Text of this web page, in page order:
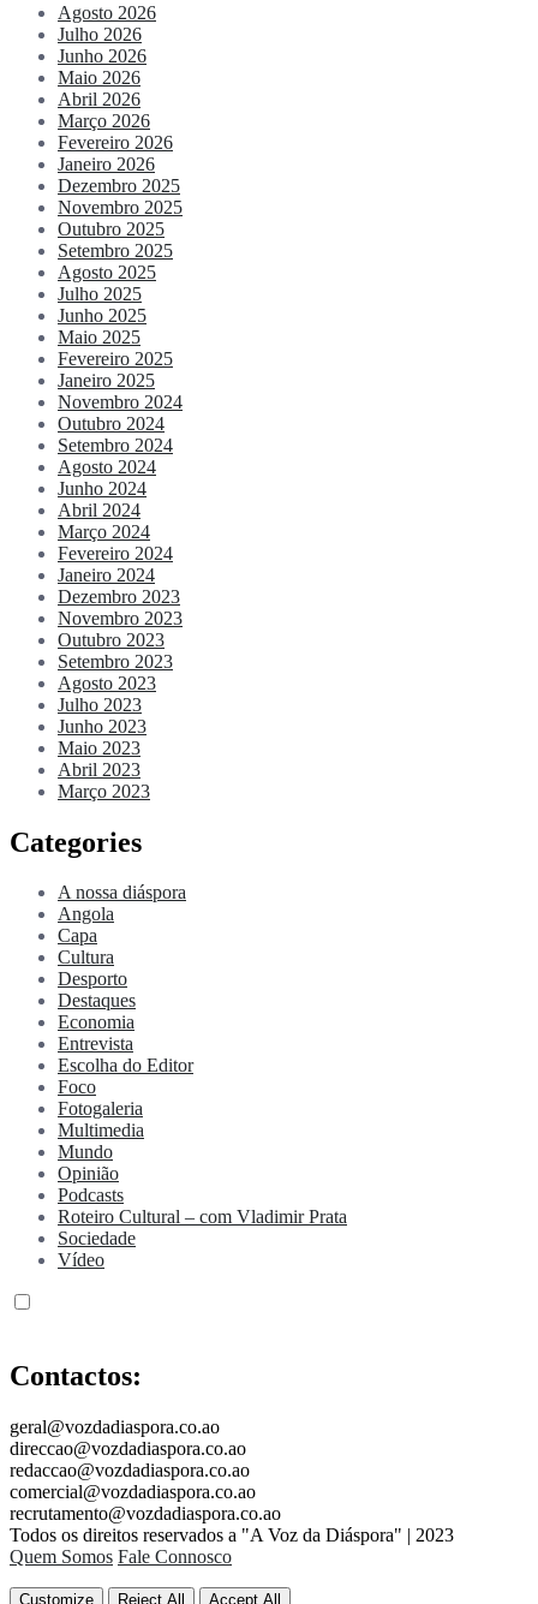
Agosto 2026
Julho 2026
Junho 2026
Maio 2026
Abril 2026
Março 2026
Fevereiro 2026
Janeiro 2026
Dezembro 2025
Novembro 2025
Outubro 2025
Setembro 2025
Agosto 2025
Julho 2025
Junho 2025
Maio 2025
Fevereiro 2025
Janeiro 2025
Novembro 2024
Outubro 2024
Setembro 2024
Agosto 2024
Junho 2024
Abril 2024
Março 2024
Fevereiro 2024
Janeiro 2024
Dezembro 2023
Novembro 2023
Outubro 2023
Setembro 2023
Agosto 2023
Julho 2023
Junho 2023
Maio 2023
Abril 2023
Março 2023
Categories
A nossa diáspora
Angola
Capa
Cultura
Desporto
Destaques
Economia
Entrevista
Escolha do Editor
Foco
Fotogaleria
Multimedia
Mundo
Opinião
Podcasts
Roteiro Cultural – com Vladimir Prata
Sociedade
Vídeo
Contactos:
geral@vozdadiaspora.co.ao
direccao@vozdadiaspora.co.ao
redaccao@vozdadiaspora.co.ao
comercial@vozdadiaspora.co.ao
recrutamento@vozdadiaspora.co.ao
Todos os direitos reservados a "A Voz da Diáspora" | 2023
Quem Somos Fale Connosco
Customize Reject All Accept All